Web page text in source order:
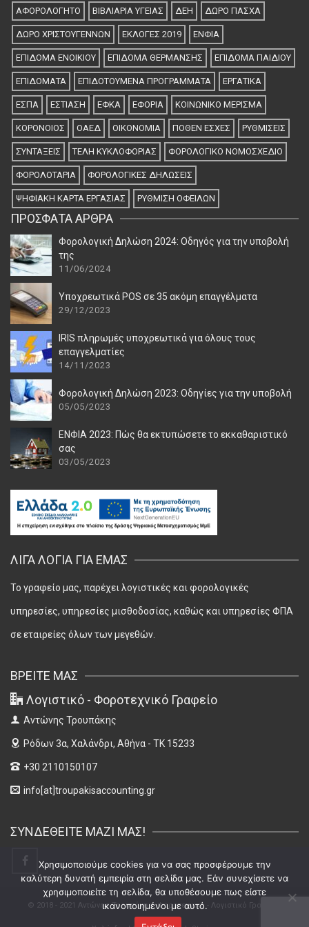
ΑΦΟΡΟΛΟΓΗΤΟ ΒΙΒΛΙΑΡΙΑ ΥΓΕΙΑΣ ΔΕΗ ΔΏΡΟ ΠΆΣΧΑ
ΔΏΡΟ ΧΡΙΣΤΟΥΓΈΝΝΩΝ ΕΚΛΟΓΕΣ 2019 ΕΝΦΙΑ
ΕΠΙΔΟΜΑ ΕΝΟΙΚΙΟΥ ΕΠΙΔΟΜΑ ΘΕΡΜΑΝΣΗΣ ΕΠΙΔΟΜΑ ΠΑΙΔΙΟΥ
ΕΠΙΔΟΜΑΤΑ ΕΠΙΔΟΤΟΥΜΕΝΑ ΠΡΟΓΡΑΜΜΑΤΑ ΕΡΓΑΤΙΚΑ
ΕΣΠΑ ΕΣΤΙΑΣΗ ΕΦΚΑ ΕΦΟΡΙΑ ΚΟΙΝΩΝΙΚΟ ΜΕΡΙΣΜΑ
ΚΟΡΟΝΟΙΟΣ ΟΑΕΔ ΟΙΚΟΝΟΜΙΑ ΠΟΘΕΝ ΕΣΧΕΣ ΡΥΘΜΙΣΕΙΣ
ΣΥΝΤΆΞΕΙΣ ΤΕΛΗ ΚΥΚΛΟΦΟΡΙΑΣ ΦΟΡΟΛΟΓΙΚΟ ΝΟΜΟΣΧΕΔΙΟ
ΦΟΡΟΛΟΤΑΡΙΑ ΦΟΡΟΛΟΓΙΚΈΣ ΔΗΛΏΣΕΙΣ
ΨΗΦΙΑΚΉ ΚΆΡΤΑ ΕΡΓΑΣΊΑΣ ΡΎΘΜΙΣΗ ΟΦΕΙΛΏΝ
ΠΡΌΣΦΑΤΑ ΆΡΘΡΑ
Φορολογική Δηλώση 2024: Οδηγός για την υποβολή
της
11/06/2024
Υποχρεωτικά POS σε 35 ακόμη επαγγέλματα
29/12/2023
IRIS πληρωμές υποχρεωτικά για όλους τους
επαγγελματίες
14/11/2023
Φορολογική Δηλώση 2023: Οδηγίες για την υποβολή
05/05/2023
ΕΝΦΙΑ 2023: Πώς θα εκτυπώσετε το εκκαθαριστικό
σας
03/05/2023
ΛΊΓΑ ΛΌΓΙΑ ΓΙΑ ΕΜΆΣ
Το γραφείο μας, παρέχει λογιστικές και φορολογικές
υπηρεσίες, υπηρεσίες μισθοδοσίας, καθώς και υπηρεσίες ΦΠΑ
σε εταιρείες όλων των μεγεθών.
ΒΡΕΊΤΕ ΜΑΣ
Λογιστικό - Φοροτεχνικό Γραφείο
Αντώνης Τρουπάκης
Ρόδων 3α, Χαλάνδρι, Αθήνα - ΤΚ 15233
+30 2110150107
info[at]troupakisaccounting.gr
ΣΥΝΔΕΘΕΊΤΕ ΜΑΖΊ ΜΑΣ!
© 2018 - 2021 Αντώνης Τρουπάκης, Φοροτεχνικό - Λογιστικό Γραφείο,
Χρησιμοποιούμε cookies για να σας προσφέρουμε την
καλύτερη δυνατή εμπειρία στη σελίδα μας. Εάν συνεχίσετε να
χρησιμοποιείτε τη σελίδα, θα υποθέσουμε πως είστε
ικανοποιημένοι με αυτό.